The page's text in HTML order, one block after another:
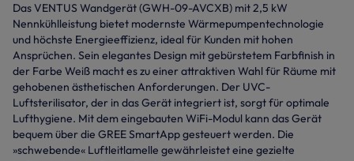
Das VENTUS Wandgerät (GWH-09-AVCXB) mit 2,5 kW
Nennkühlleistung bietet modernste Wärmepumpentechnologie
und höchste Energieeffizienz, ideal für Kunden mit hohen
Ansprüchen. Sein elegantes Design mit gebürstetem Farbfinish in
der Farbe Weiß macht es zu einer attraktiven Wahl für Räume mit
gehobenen ästhetischen Anforderungen. Der UVC-
Luftsterilisator, der in das Gerät integriert ist, sorgt für optimale
Lufthygiene. Mit dem eingebauten WiFi-Modul kann das Gerät
bequem über die GREE SmartApp gesteuert werden. Die
»schwebende« Luftleitlamelle gewährleistet eine gezielte